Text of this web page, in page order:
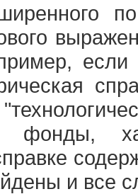
фонды,
и все